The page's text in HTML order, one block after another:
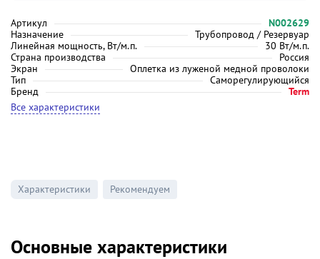
Артикул
N002629
Назначение
Трубопровод / Резервуар
Линейная мощность, Вт/м.п.
30 Вт/м.п.
Страна производства
Россия
Экран
Оплетка из луженой медной проволоки
Тип
Саморегулирующийся
Бренд
Term
Все характеристики
Характеристики Рекомендуем
Основные характеристики